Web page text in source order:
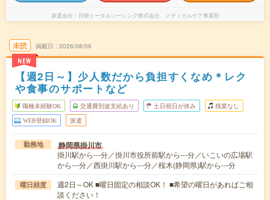
派遣会社 日研トータルソーシング株式会社 メディカルケア事業部
未読
NEW
掲載日 2026/08/06
【週2日～】少人数だから負担すくなめ＊レク
や食事のサポートなど
職種未経験OK 交通費別途支給あり 土日祝日が休み 残業なし
WEB登録OK 派遣
勤務地 静岡県掛川市
掛川駅から---分／掛川市役所前駅から---分／いこいの広場駅
から---分／西掛川駅から---分／桜木(静岡県)駅から---分
曜日頻度
週2日～OK ■曜日固定の相談OK！ ■希望の曜日があればご相
談ください！